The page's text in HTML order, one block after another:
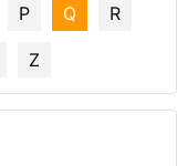
P Q R
Z